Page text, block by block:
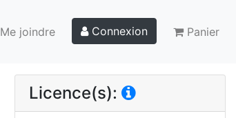
Me joindre Connexion Panier
Licence(s):